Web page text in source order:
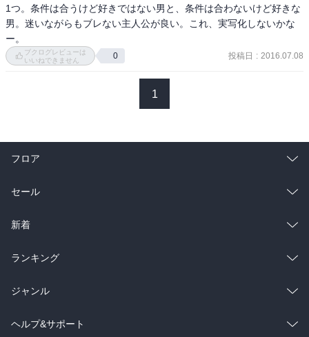
1つ。条件は合うけど好きではない男と、条件は合わないけど好きな
男。迷いながらもブレない主人公が良い。これ、実写化しないかな
ー。
ブクログレビューは
いいねできません
0 投稿日 : 2016.07.08
1
フロア
総合
ラノベ
雑誌・グラビア
BL・TL
セール
総合
ラノベ
雑誌・グラビア
BL・TL
新着
総合
ラノベ
雑誌・グラビア
ランキング
総合
ラノベ
ジャンル
コミック
ヘルプ&サポート